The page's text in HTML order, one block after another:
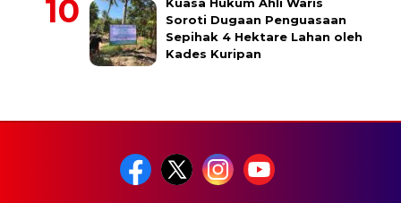
Kuasa Hukum Ahli Waris
Soroti Dugaan Penguasaan
Sepihak 4 Hektare Lahan oleh
Kades Kuripan